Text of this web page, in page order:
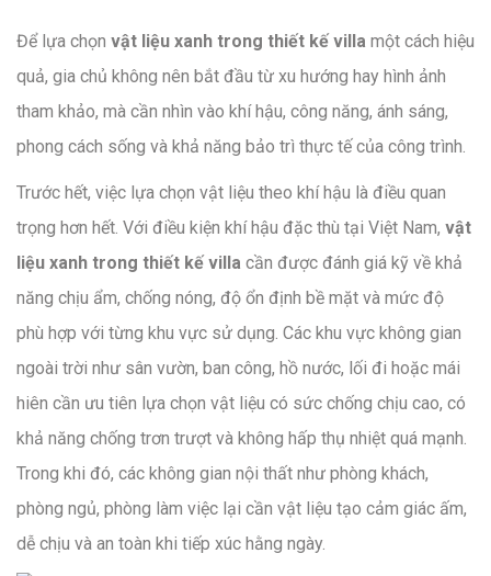
Để lựa chọn vật liệu xanh trong thiết kế villa một cách hiệu
quả, gia chủ không nên bắt đầu từ xu hướng hay hình ảnh
tham khảo, mà cần nhìn vào khí hậu, công năng, ánh sáng,
phong cách sống và khả năng bảo trì thực tế của công trình.
Trước hết, việc lựa chọn vật liệu theo khí hậu là điều quan
trọng hơn hết. Với điều kiện khí hậu đặc thù tại Việt Nam, vật
liệu xanh trong thiết kế villa cần được đánh giá kỹ về khả
năng chịu ẩm, chống nóng, độ ổn định bề mặt và mức độ
phù hợp với từng khu vực sử dụng. Các khu vực không gian
ngoài trời như sân vườn, ban công, hồ nước, lối đi hoặc mái
hiên cần ưu tiên lựa chọn vật liệu có sức chống chịu cao, có
khả năng chống trơn trượt và không hấp thụ nhiệt quá mạnh.
Trong khi đó, các không gian nội thất như phòng khách,
phòng ngủ, phòng làm việc lại cần vật liệu tạo cảm giác ấm,
dễ chịu và an toàn khi tiếp xúc hằng ngày.